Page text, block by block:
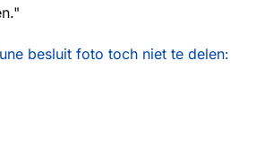
besluit foto toch niet te delen: